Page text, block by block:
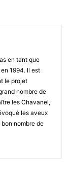
en tant que
1994. Il est
le projet
nombre de
les Chavanel,
les aveux
nombre de